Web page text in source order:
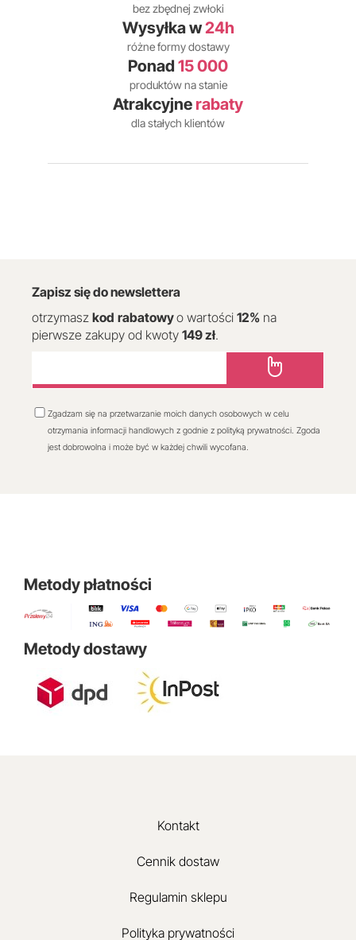
bez zbędnej zwłoki
Wysyłka w24h
różne formy dostawy
Ponad 15 000
produktów na stanie
Atrakcyjne rabaty
dla stałych klientów
Zapisz się do newslettera
otrzymasz kod rabatowyo wartości 12% na
pierwsze zakupy od kwoty 149 zł.
Zgadzam się na przetwarzanie moich danych osobowych w celu
otrzymania informacji handlowych z godnie z polityką prywatności. Zgoda
jest dobrowolna i może być w każdej chwili wycofana.
Metody płatności
Metody dostawy
Kontakt
Cennik dostaw
Regulamin sklepu
Polityka prywatności